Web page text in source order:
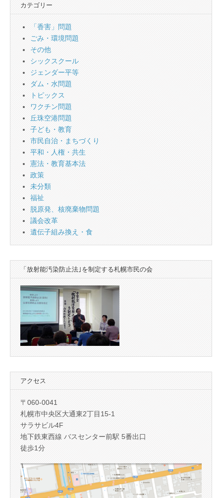
カテゴリー
「香害」問題
ごみ・環境問題
その他
シックスクール
ジェンダー平等
ダム・水問題
トピックス
ワクチン問題
丘珠空港問題
子ども・教育
市民自治・まちづくり
平和・人権・共生
憲法・教育基本法
政策
未分類
福祉
脱原発、核廃棄物問題
議会改革
遺伝子組み換え・食
「放射能汚染防止法｣を制定する札幌市民の会
アクセス
〒060-0041
札幌市中央区大通東2丁目15-1
サラサビル4F
地下鉄東西線 バスセンター前駅 5番出口
徒歩1分